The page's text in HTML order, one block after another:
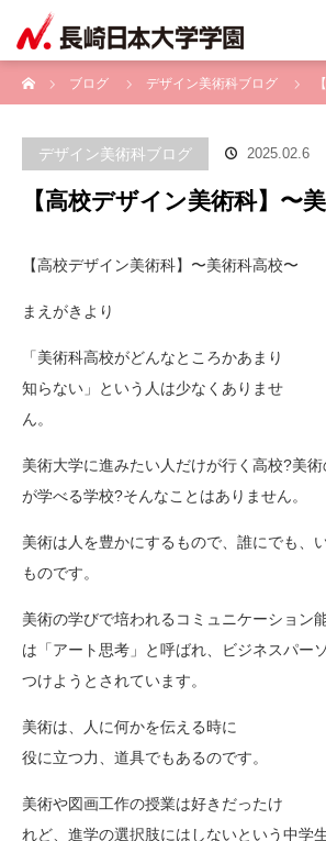
ブログ
デザイン美術科ブログ
デザイン美術科ブログ 2025.02.6
【高校デザイン美術科】〜
【高校デザイン美術科】〜美術科高校〜
まえがきより
「美術科高校がどんなところかあまり
知らない」という人は少なくありませ
ん。
美術大学に進みたい人だけが行く高校?美
が学べる学校?そんなことはありません。
美術は人を豊かにするもので、誰にでも、
ものです。
美術の学びで培われるコミュニケーション
は「アート思考」と呼ばれ、ビジネスパー
つけようとされています。
美術は、人に何かを伝える時に
役に立つ力、道具でもあるのです。
美術や図画工作の授業は好きだったけ
れど、進学の選択肢にはしないという中学